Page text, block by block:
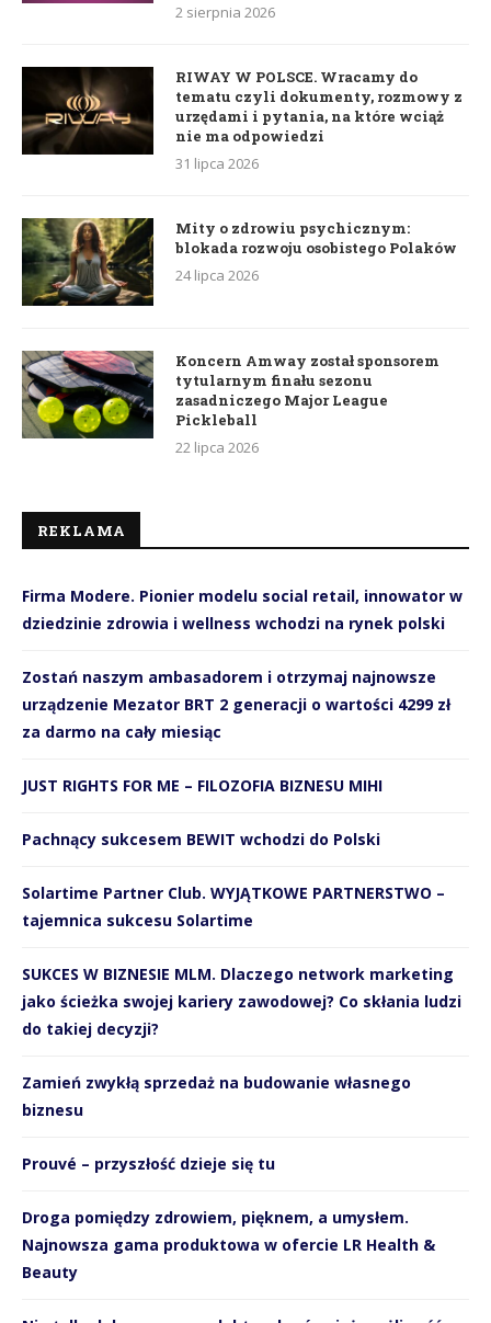
2 sierpnia 2026
RIWAY W POLSCE. Wracamy do
tematu czyli dokumenty, rozmowy z
urzędami i pytania, na które wciąż
nie ma odpowiedzi
31 lipca 2026
Mity o zdrowiu psychicznym:
blokada rozwoju osobistego Polaków
24 lipca 2026
Koncern Amway został sponsorem
tytularnym finału sezonu
zasadniczego Major League
Pickleball
22 lipca 2026
REKLAMA
Firma Modere. Pionier modelu social retail, innowator w
dziedzinie zdrowia i wellness wchodzi na rynek polski
Zostań naszym ambasadorem i otrzymaj najnowsze
urządzenie Mezator BRT 2 generacji o wartości 4299 zł
za darmo na cały miesiąc
JUST RIGHTS FOR ME – FILOZOFIA BIZNESU MIHI
Pachnący sukcesem BEWIT wchodzi do Polski
Solartime Partner Club. WYJĄTKOWE PARTNERSTWO –
tajemnica sukcesu Solartime
SUKCES W BIZNESIE MLM. Dlaczego network marketing
jako ścieżka swojej kariery zawodowej? Co skłania ludzi
do takiej decyzji?
Zamień zwykłą sprzedaż na budowanie własnego
biznesu
Prouvé – przyszłość dzieje się tu
Droga pomiędzy zdrowiem, pięknem, a umysłem.
Najnowsza gama produktowa w ofercie LR Health &
Beauty